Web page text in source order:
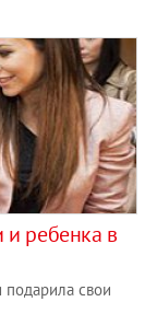
и ребенка в
свои